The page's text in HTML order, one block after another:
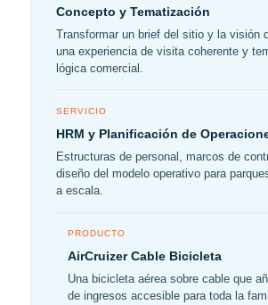
Concepto y Tematización
Transformar un brief del sitio y la visión
una experiencia de visita coherente y
lógica comercial.
SERVICIO
HRM y Planificación de
Estructuras de personal, marcos de
diseño del modelo operativo para
a escala.
PRODUCTO
AirCruizer Cable Bicicleta
Una bicicleta aérea sobre cable que
de ingresos accesible para toda la